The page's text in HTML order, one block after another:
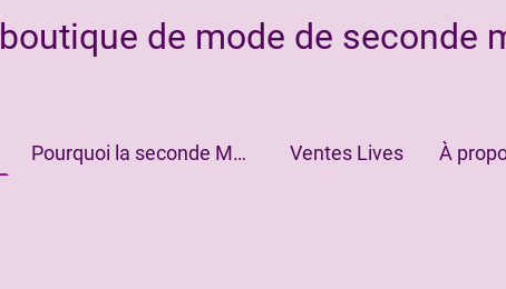
boutique de mode de seconde
Pourquoi la seconde Main? Ventes Lives À